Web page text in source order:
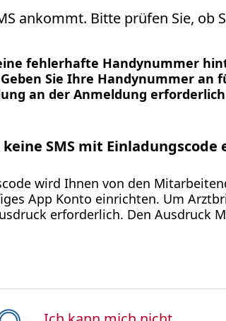
ankommt. Bitte prüfen Sie, ob
fehlerhafte Handynummer
Sie Ihre Handynummer an
an der Anmeldung
keine SMS mit Einladungscode
wird Ihnen von den
App Konto einrichten. Um
erforderlich. Den Ausdruck